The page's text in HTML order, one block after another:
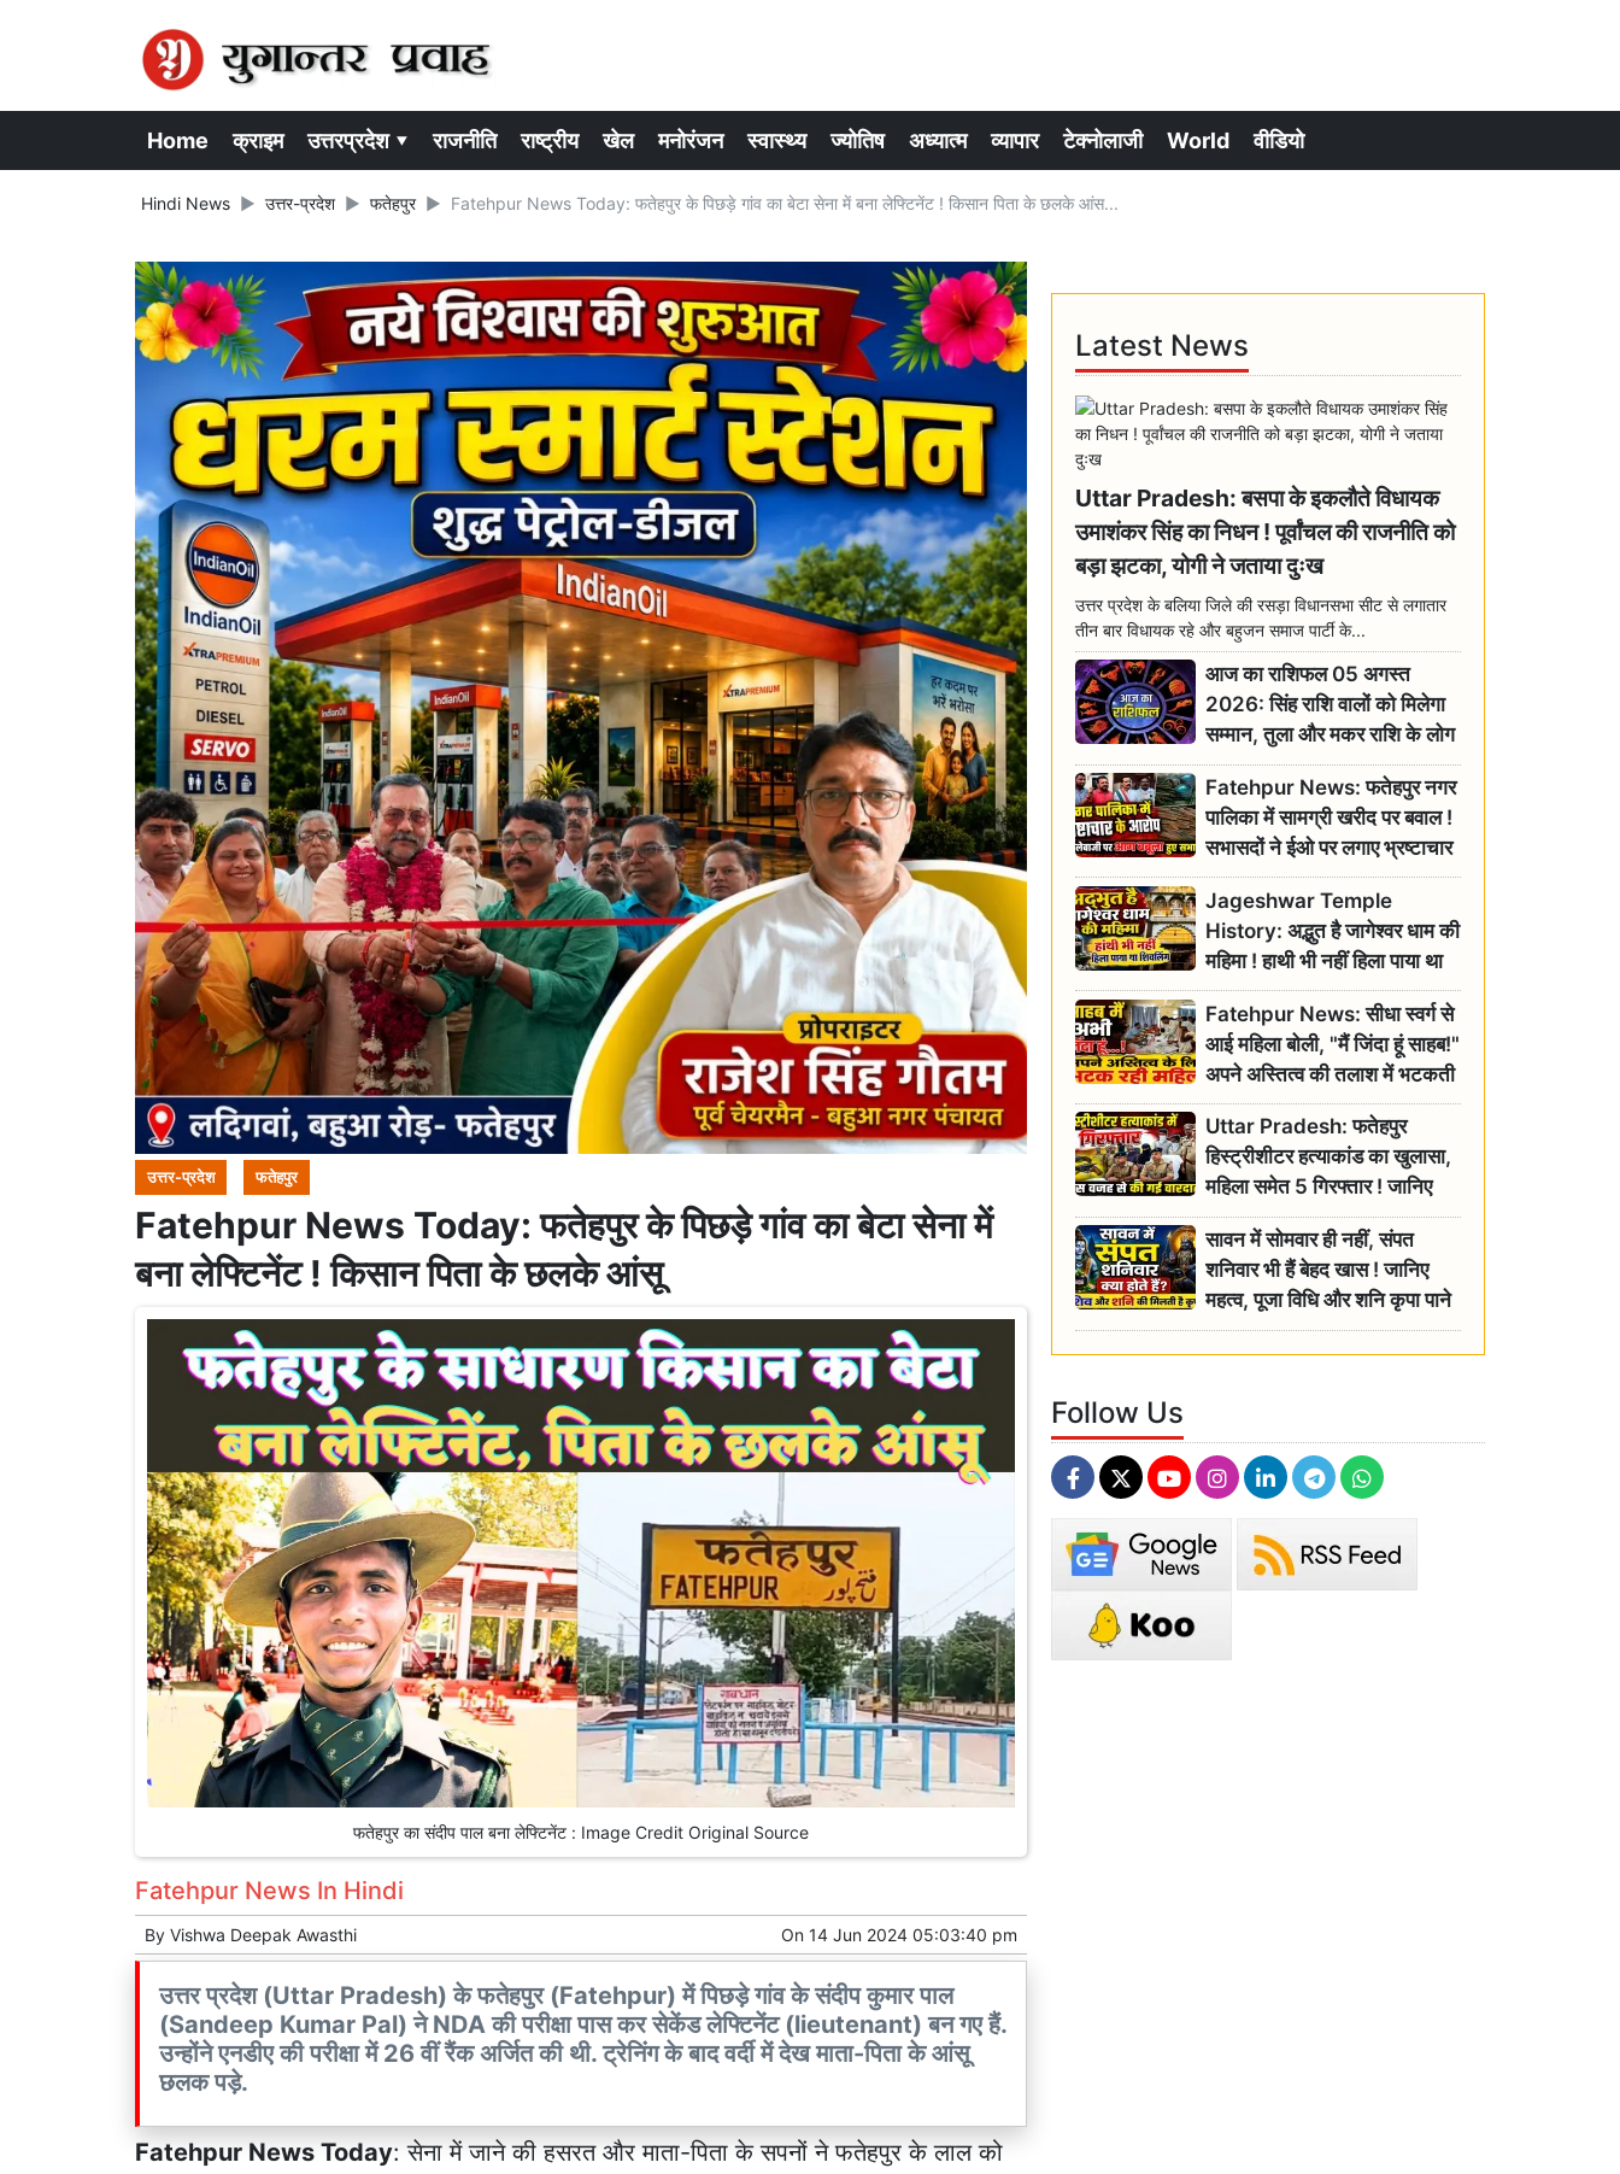
Home क्राइम उत्तरप्रदेश ▾ राजनीति राष्ट्रीय खेल मनोरंजन स्वास्थ्य ज्योतिष अध्यात्म व्यापार टेक्नोलाजी World वीडियो
Hindi News उत्तर-प्रदेश फतेहपुर Fatehpur News Today: फतेहपुर के पिछड़े गांव का बेटा सेना में बना लेफ्टिनेंट ! किसान पिता के छलके आंस...
उत्तर-प्रदेश फतेहपुर
Fatehpur News Today: फतेहपुर के पिछड़े गांव का बेटा सेना में
बना लेफ्टिनेंट ! किसान पिता के छलके आंसू
फतेहपुर का संदीप पाल बना लेफ्टिनेंट : Image Credit Original Source
Fatehpur News In Hindi
By Vishwa Deepak Awasthi On 14 Jun 2024 05:03:40 pm
उत्तर प्रदेश (Uttar Pradesh) के फतेहपुर (Fatehpur) में पिछड़े गांव के संदीप कुमार पाल
(Sandeep Kumar Pal) ने NDA की परीक्षा पास कर सेकेंड लेफ्टिनेंट (lieutenant) बन गए हैं.
उन्होंने एनडीए की परीक्षा में 26 वीं रैंक अर्जित की थी. ट्रेनिंग के बाद वर्दी में देख माता-पिता के आंसू
छलक पड़े.
Fatehpur News Today: सेना में जाने की हसरत और माता-पिता के सपनों नेफतेहपुर के लाल को
Latest News
Uttar Pradesh: बसपा के इकलौते विधायक
उमाशंकर सिंह का निधन ! पूर्वांचल की राजनीति को
बड़ा झटका, योगी ने जताया दुःख
उत्तर प्रदेश के बलिया जिले की रसड़ा विधानसभा सीट से लगातार
तीन बार विधायक रहे और बहुजन समाज पार्टी के...
आज का राशिफल 05 अगस्त
2026: सिंह राशि वालों को मिलेगा
सम्मान, तुला और मकर राशि के लोग
रहें सतर्क
Fatehpur News: फतेहपुर नगर
पालिका में सामग्री खरीद पर बवाल !
सभासदों ने ईओ पर लगाए भ्रष्टाचार
के गंभीर आरोप
Jageshwar Temple
History: अद्भुत है जागेश्वर धाम की
महिमा ! हाथी भी नहीं हिला पाया था
शिवलिंग, जानिए क्या है इसका
इतिहास
Fatehpur News: सीधा स्वर्ग से
आई महिला बोली, "मैं जिंदा हूं साहब!"
अपने अस्तित्व की तलाश में भटकती
रही बुजुर्ग, एसडीएम ने दिए जांच के
आदेश
Uttar Pradesh: फतेहपुर
हिस्ट्रीशीटर हत्याकांड का खुलासा,
महिला समेत 5 गिरफ्तार ! जानिए
क्या था कनेक्शन?
सावन में सोमवार ही नहीं, संपत
शनिवार भी हैं बेहद खास ! जानिए
महत्व, पूजा विधि और शनि कृपा पाने
के आसान उपाय
Follow Us